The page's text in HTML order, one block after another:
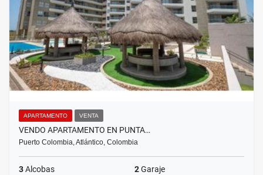
APARTAMENTO VENTA
VENDO APARTAMENTO EN PUNTA…
Puerto Colombia, Atlántico, Colombia
3Alcobas 2Garaje